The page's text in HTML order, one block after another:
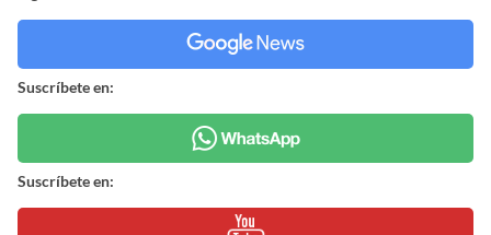
Suscríbete en:
Suscríbete en: